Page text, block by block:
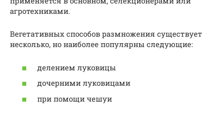
агротехниками.
Вегетативных способов размножения существует
несколько, но наиболее популярны следующие:
делением луковицы
дочерними луковицами
при помощи чешуи